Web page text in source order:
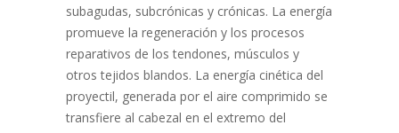
subagudas, subcrónicas y crónicas. La energía
promueve la regeneración y los procesos
reparativos de los tendones, músculos y
otros tejidos blandos. La energía cinética del
proyectil, generada por el aire comprimido se
transfiere al cabezal en el extremo del